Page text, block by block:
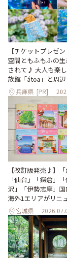
【チケットプレゼ
空間ともふもふの
されて♪ 大人も楽
族館「átoa」と周
兵庫県 [PR]
【改訂版発売♪】「
「仙台」「鎌倉」
沢」「伊勢志摩」
海外1エリアがリニ
宮城県